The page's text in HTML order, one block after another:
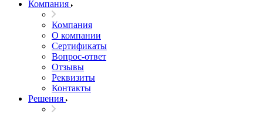
Компания
Компания
О компании
Сертификаты
Вопрос-ответ
Отзывы
Реквизиты
Контакты
Решения